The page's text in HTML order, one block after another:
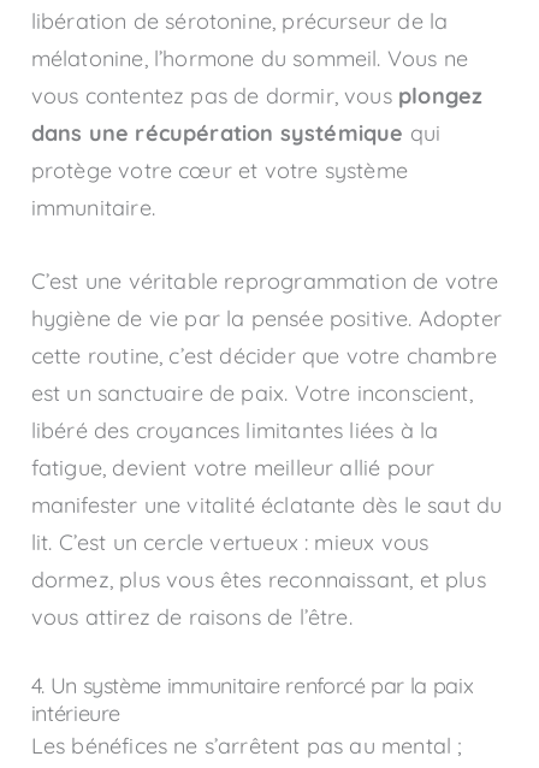
libération de sérotonine, précurseur de la
mélatonine, l’hormone du sommeil. Vous ne
vous contentez pas de dormir, vous plongez
dans une récupération systémique qui
protège votre cœur et votre système
immunitaire.
C’est une véritable reprogrammation de votre
hygiène de vie par la pensée positive. Adopter
cette routine, c’est décider que votre chambre
est un sanctuaire de paix. Votre inconscient,
libéré des croyances limitantes liées à la
fatigue, devient votre meilleur allié pour
manifester une vitalité éclatante dès le saut du
lit. C’est un cercle vertueux : mieux vous
dormez, plus vous êtes reconnaissant, et plus
vous attirez de raisons de l’être.
4. Un système immunitaire renforcé par la paix
intérieure
Les bénéfices ne s’arrêtent pas au mental ;